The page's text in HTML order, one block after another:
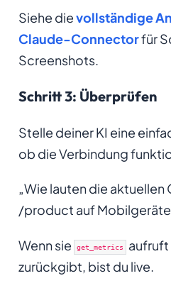
Siehe dievollständige
Claude-Connectorfür
Screenshots.
Schritt 3: Überprüfen
Stelle deiner KI eine
ob die Verbindung
„Wie lauten die aktuellen
/product auf
Wenn sie get_metrics aufruft
zurückgibt, bist du live.